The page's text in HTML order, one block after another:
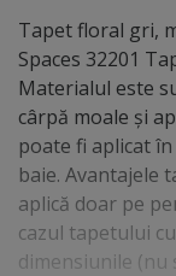
Tapet floral gri,
Spaces 32201
Materialul este
cârpă moale şi
poate fi aplicat
baie. Avantajele
aplică doar pe
cazul tapetului
dimensiunile (nu